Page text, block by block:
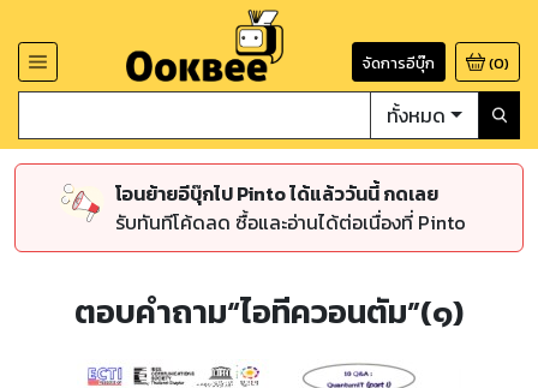
จัดการอีบุ๊ก (0)
ทั้งหมด
โอนย้ายอีบุ๊กไป Pinto ได้แล้ววันนี้ กดเลย
รับทันทีโค้ดลด ซื้อและอ่านได้ต่อเนื่องที่ Pinto
ตอบคำถาม“ไอทีควอนตัม”(๑)